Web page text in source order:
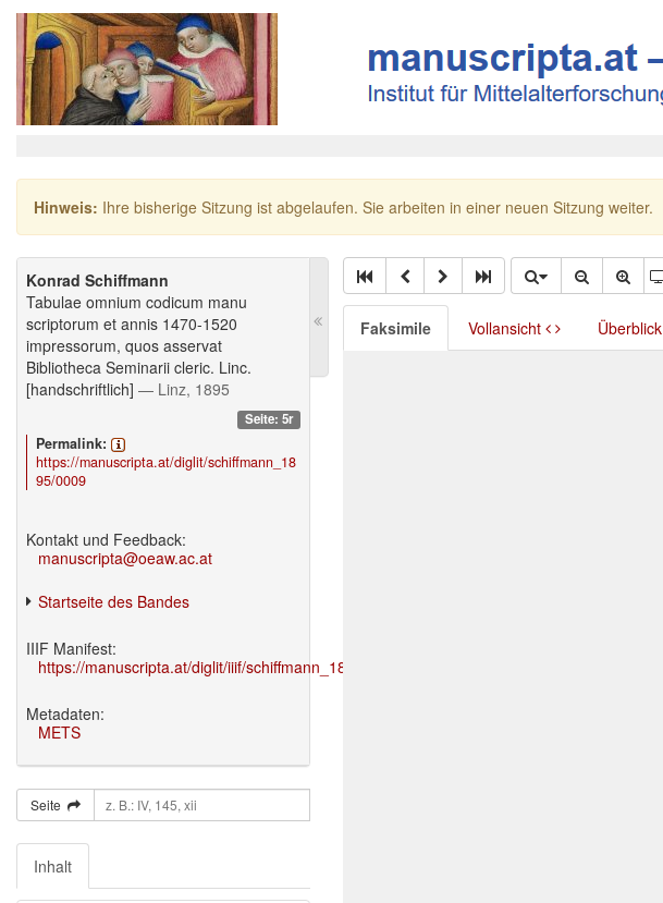
Hinweis: Ihre bisherige Sitzung ist abgelaufen. Sie arbeiten in einer neuen Sitzung weiter.
Konrad Schiffmann
Tabulae omnium codicum manu
scriptorum et annis 1470-1520
impressorum, quos asservat
Bibliotheca Seminarii cleric. Linc.
[handschriftlich] — Linz, 1895
Seite: 5r
Permalink:
https://manuscripta.at/diglit/schiffmann_18
95/0009
Kontakt und Feedback:
manuscripta@oeaw.ac.at
Startseite des Bandes
IIIF Manifest:
https://manuscripta.at/diglit/iiif/schiffmann_1895/manifest.json
Metadaten:
METS
Seite
Inhalt
Faksimile Vollansicht Überblick